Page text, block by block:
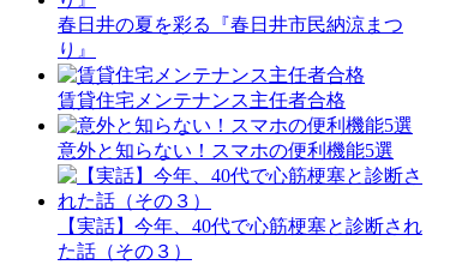
春日井の夏を彩る『春日井市民納涼まつ
り』
賃貸住宅メンテナンス主任者合格
意外と知らない！スマホの便利機能5選
【実話】今年、40代で心筋梗塞と診断され
た話（その３）